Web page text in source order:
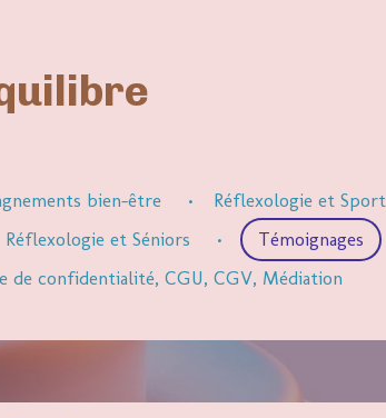
bien-être
Réflexologie et Sport
Réflexologie et Séniors
Témoignages
de confidentialité, CGU, CGV, Médiation